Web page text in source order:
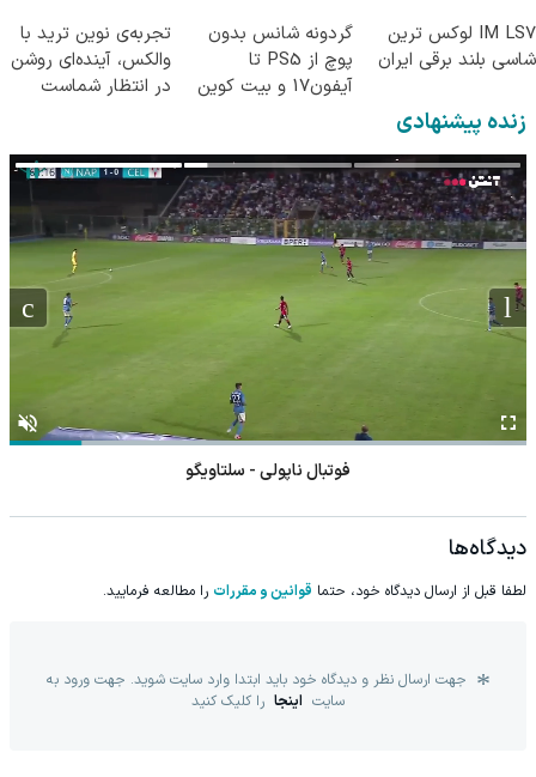
IM LS7 لوکس ترین
شاسی بلند برقی ایران
گردونه شانس بدون
پوچ از PS5 تا
آیفون17 و بیت کوین
تجربه‌ی نوین ترید با
والکس، آینده‌ای روشن
در انتظار شماست
زنده پیشنهادی
فوتبال ناپولی - سلتاویگو
دیدگاه‌ها
لطفا قبل از ارسال دیدگاه خود، حتما قوانین و مقررات را مطالعه فرمایید.
جهت ارسال نظر و دیدگاه خود باید ابتدا وارد سایت شوید. جهت ورود به
سایت اینجا را کلیک کنید